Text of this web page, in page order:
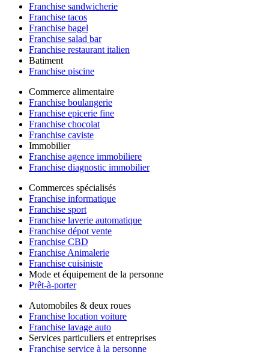
Franchise sandwicherie
Franchise tacos
Franchise bagel
Franchise salad bar
Franchise restaurant italien
Batiment
Franchise piscine
Commerce alimentaire
Franchise boulangerie
Franchise epicerie fine
Franchise chocolat
Franchise caviste
Immobilier
Franchise agence immobiliere
Franchise diagnostic immobilier
Commerces spécialisés
Franchise informatique
Franchise sport
Franchise laverie automatique
Franchise dépot vente
Franchise CBD
Franchise Animalerie
Franchise cuisiniste
Mode et équipement de la personne
Prêt-à-porter
Automobiles & deux roues
Franchise location voiture
Franchise lavage auto
Services particuliers et entreprises
Franchise service à la personne